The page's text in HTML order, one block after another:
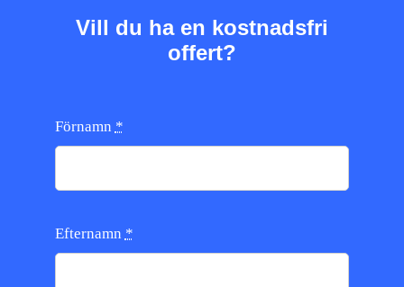
Vill du ha en kostnadsfri
offert?
Förnamn *
Efternamn *